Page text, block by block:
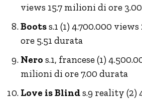
views 15.7 milioni di ore
Bootss.1 (1) 4.700.000
ore 5.51 durata
Nero s.1, francese (1)
milioni di ore 7.00 durata
Love is Blinds.9 reality (2)